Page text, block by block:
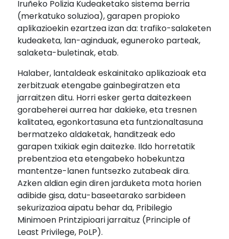
Iruñeko Polizia Kudeaketako sistema berria
(merkatuko soluzioa), garapen propioko
aplikazioekin ezartzea izan da: trafiko-salaketen
kudeaketa, lan-aginduak, eguneroko parteak,
salaketa-buletinak, etab.
Halaber, lantaldeak eskainitako aplikazioak eta
zerbitzuak etengabe gainbegiratzen eta
jarraitzen ditu. Horri esker gerta daitezkeen
gorabeherei aurrea har dakieke, eta tresnen
kalitatea, egonkortasuna eta funtzionaltasuna
bermatzeko aldaketak, handitzeak edo
garapen txikiak egin daitezke. Ildo horretatik
prebentzioa eta etengabeko hobekuntza
mantentze-lanen funtsezko zutabeak dira.
Azken aldian egin diren jarduketa mota horien
adibide gisa, datu-baseetarako sarbideen
sekurizazioa aipatu behar da, Pribilegio
Minimoen Printzipioari jarraituz (Principle of
Least Privilege, PoLP).